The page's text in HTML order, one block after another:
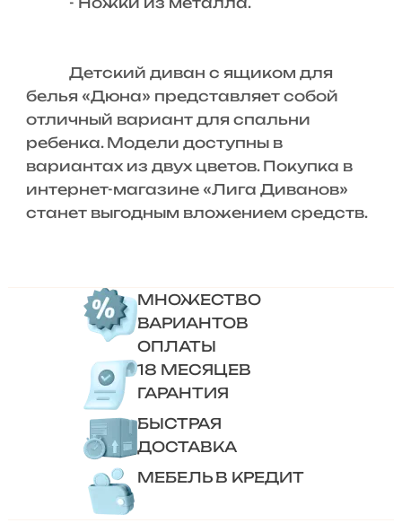
Детский диван с ящиком для
белья «Дюна» представляет собой
отличный вариант для спальни
ребенка. Модели доступны в
вариантах из двух цветов. Покупка в
интернет-магазине «Лига Диванов»
станет выгодным вложением средств.
МНОЖЕСТВО
ВАРИАНТОВ
ОПЛАТЫ
18 МЕСЯЦЕВ
ГАРАНТИЯ
БЫСТРАЯ
ДОСТАВКА
МЕБЕЛЬ В КРЕДИТ